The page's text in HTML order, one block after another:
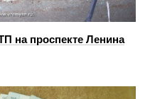
на проспекте Ленина